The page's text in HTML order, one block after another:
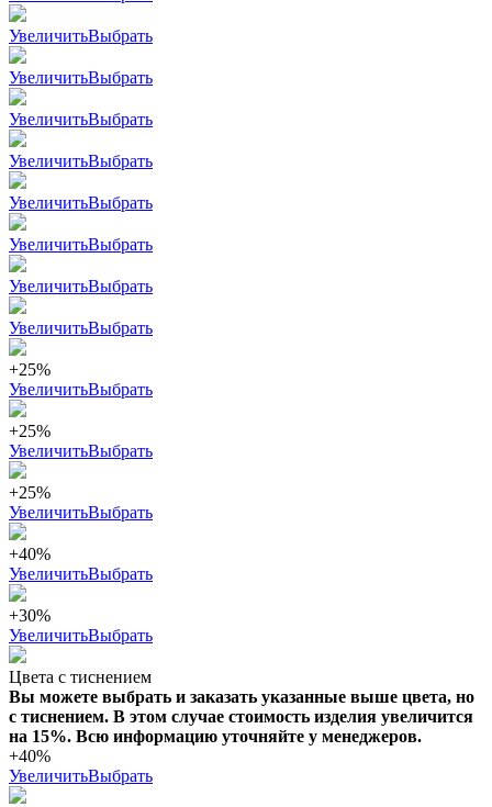
УвеличитьВыбрать
УвеличитьВыбрать
УвеличитьВыбрать
УвеличитьВыбрать
УвеличитьВыбрать
УвеличитьВыбрать
УвеличитьВыбрать
УвеличитьВыбрать
+25%
УвеличитьВыбрать
+25%
УвеличитьВыбрать
+25%
УвеличитьВыбрать
+40%
УвеличитьВыбрать
+30%
УвеличитьВыбрать
Цвета с тиснением
Вы можете выбрать и заказать указанные выше цвета, но
с тиснением. В этом случае стоимость изделия увеличится
на 15%. Всю информацию уточняйте у менеджеров.
+40%
УвеличитьВыбрать